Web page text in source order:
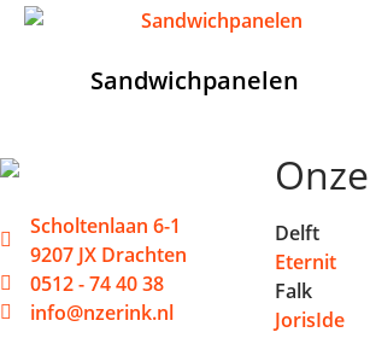
Sandwichpanelen
Scholtenlaan 6-1
9207 JX Drachten
0512 - 74 40 38
info@nzerink.nl
Delft
Eternit
Falk
JorisIde